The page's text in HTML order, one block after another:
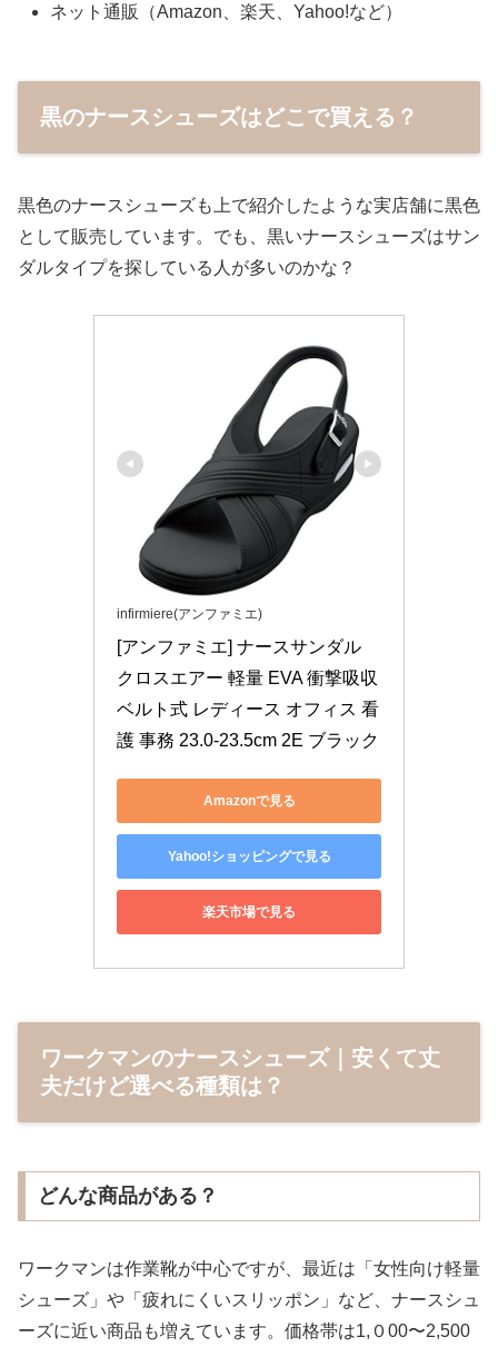
ネット通販（Amazon、楽天、Yahoo!など）
黒のナースシューズはどこで買える？
黒色のナースシューズも上で紹介したような実店舗に黒色
として販売しています。でも、黒いナースシューズはサン
ダルタイプを探している人が多いのかな？
infirmiere(アンファミエ)
[アンファミエ] ナースサンダル
クロスエアー 軽量 EVA 衝撃吸収
ベルト式 レディース オフィス 看
護 事務 23.0-23.5cm 2E ブラック
Amazonで見る
Yahoo!ショッピングで見る
楽天市場で見る
ワークマンのナースシューズ｜安くて丈
夫だけど選べる種類は？
どんな商品がある？
ワークマンは作業靴が中心ですが、最近は「女性向け軽量
シューズ」や「疲れにくいスリッポン」など、ナースシュ
ーズに近い商品も増えています。価格帯は1,０00〜2,500